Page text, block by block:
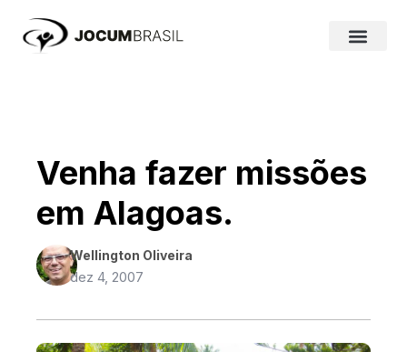
para
Venha fazer missões
em Alagoas.
Wellington Oliveira
dez 4, 2007